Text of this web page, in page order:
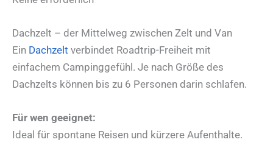
Dachzelt – der Mittelweg zwischen Zelt und Van
Ein Dachzelt verbindet Roadtrip-Freiheit mit
einfachem Campinggefühl. Je nach Größe des
Dachzelts können bis zu 6 Personen darin schlafen.
Für wen geeignet:
Ideal für spontane Reisen und kürzere Aufenthalte.